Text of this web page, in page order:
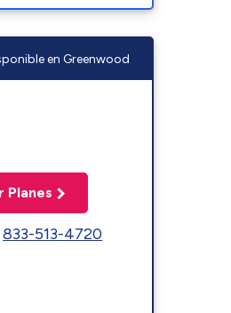
en Greenwood
Planes
833-513-4720